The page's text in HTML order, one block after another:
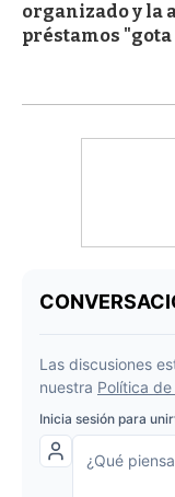
organizado y la
préstamos "gota